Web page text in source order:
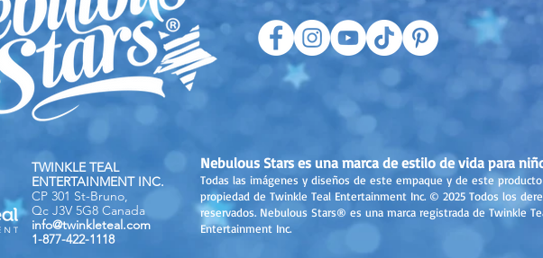
TWINKLE TEAL
ENTERTAINMENT INC.
CP 301 St-Bruno,
Qc J3V 5G8 Canada
info@twinkleteal.com
1-877-422-1118
Nebulous Stars es una marca de estilo de vida para
Todas las imágenes y diseños de este empaque y de este
propiedad de Twinkle Teal Entertainment Inc. © 2025 Todos los
reservados. Nebulous Stars® es una marca registrada de Twinkle
Entertainment Inc.